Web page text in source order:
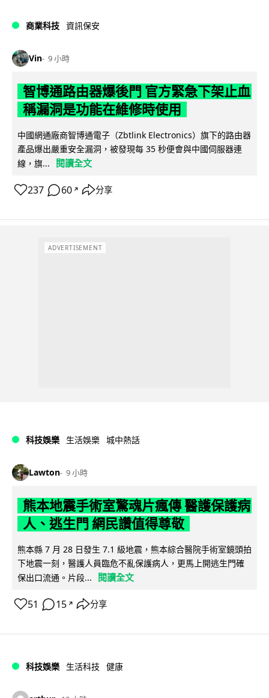
商業科技 資訊保安
Vin 9 小時
智博通路由器爆後門 官方緊急下架止血
稱漏洞是功能在維修時使用
中國網通廠商智博通電子（Zbtlink Electronics）旗下的路由器
產品爆出嚴重安全漏洞，被發現每 35 秒便會與中國伺服器連
線，旗...
閱讀全文
237 60 ↗ 分享
ADVERTISEMENT
科技娛樂 生活娛樂 城中熱話
Lawton 9 小時
熊本地震手術室驚魂片瘋傳 醫護保護病
人、逃生門 網民讚值得尊敬
熊本縣 7 月 28 日發生 7.1 級地震，熊本綜合醫院手術室鏡頭拍
下地震一刻，醫護人員臨危不亂保護病人，更馬上開逃生門確
保出口流通。片段...
閱讀全文
51 15 ↗ 分享
科技娛樂 生活科技 健康